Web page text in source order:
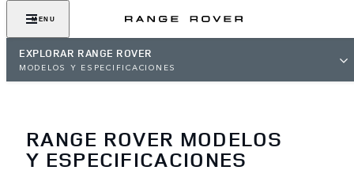
MENU
EXPLORAR RANGE ROVER
MODELOS Y ESPECIFICACIONES
RANGE ROVER MODELOS
Y ESPECIFICACIONES